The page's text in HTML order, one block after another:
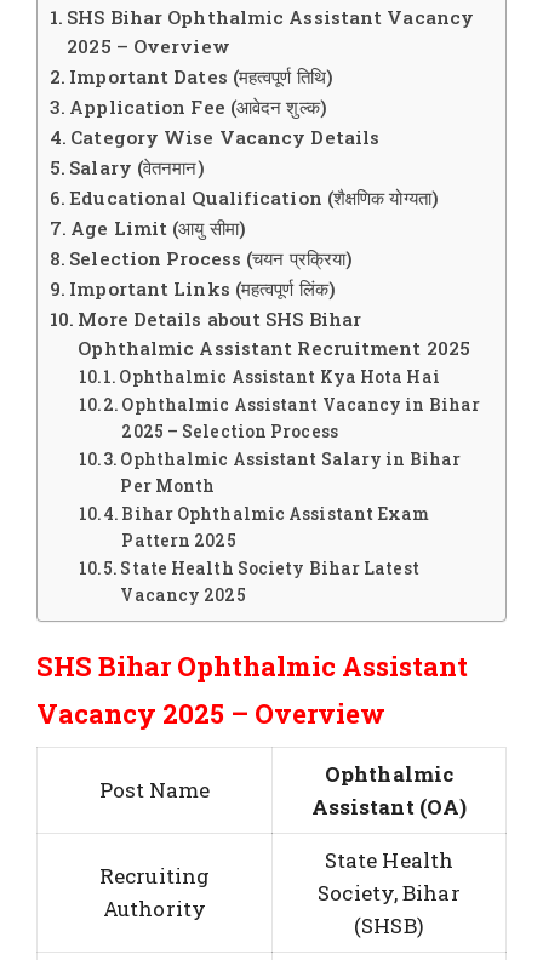
SHS Bihar Ophthalmic Assistant Vacancy
2025 – Overview
Important Dates (महत्वपूर्ण तिथि)
Application Fee (आवेदन शुल्क)
Category Wise Vacancy Details
Salary (वेतनमान)
Educational Qualification (शैक्षणिक योग्यता)
Age Limit (आयु सीमा)
Selection Process (चयन प्रक्रिया)
Important Links (महत्वपूर्ण लिंक)
More Details about SHS Bihar
Ophthalmic Assistant Recruitment 2025
Ophthalmic Assistant Kya Hota Hai
Ophthalmic Assistant Vacancy in Bihar
2025 – Selection Process
Ophthalmic Assistant Salary in Bihar
Per Month
Bihar Ophthalmic Assistant Exam
Pattern 2025
State Health Society Bihar Latest
Vacancy 2025
SHS Bihar Ophthalmic Assistant
Vacancy 2025 – Overview
Post Name
Ophthalmic
Assistant (OA)
Recruiting
Authority
State Health
Society, Bihar
(SHSB)